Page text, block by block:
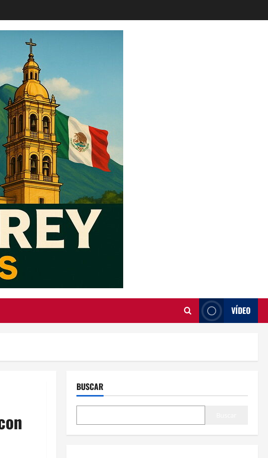
VÍDEO
BUSCAR